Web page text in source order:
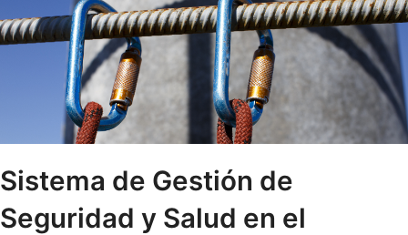
Sistema de Gestión de
Seguridad y Salud en el